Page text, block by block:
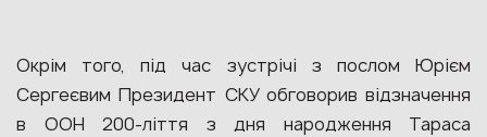
Окрім того, під час зустрічі з послом Юрієм
Сергеєвим Президент СКУ обговорив відзначення
в ООН 200-ліття з дня народження Тараса